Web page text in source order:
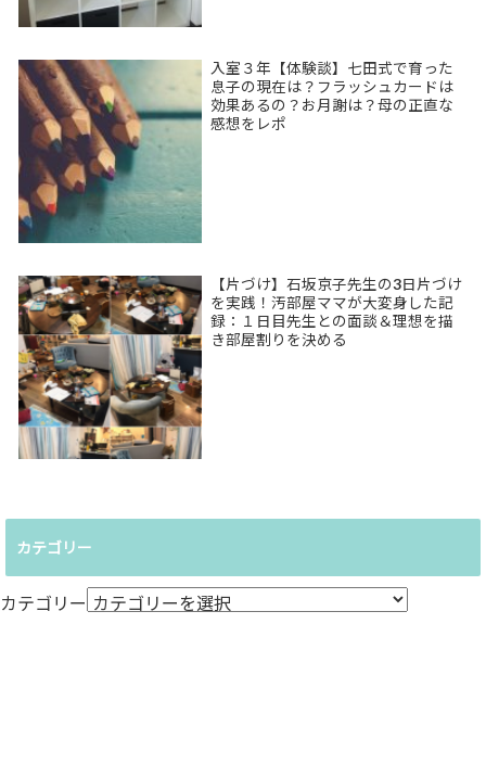
入室３年【体験談】七田式で育った
息子の現在は？フラッシュカードは
効果あるの？お月謝は？母の正直な
感想をレポ
【片づけ】石坂京子先生の3日片づけ
を実践！汚部屋ママが大変身した記
録：１日目先生との面談＆理想を描
き部屋割りを決める
カテゴリー
カテゴリー